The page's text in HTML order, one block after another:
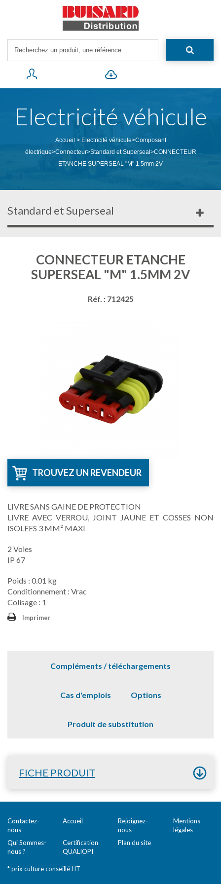
Electricité véhicule
Accueil > Electricité véhicule>Composant
électrique>Connecteur>Standard et Superseal >CONNECTEUR
ETANCHE SUPERSEAL "M" 1.5mm 2V
Standard et Superseal
CONNECTEUR ETANCHE
SUPERSEAL "M" 1.5MM 2V
Réf. : 712425
TROUVEZ UN REVENDEUR
LIVRE SANS GAINE DE PROTECTION
LIVRE AVEC VERROU, JOINT JAUNE ET COSSES NON
ISOLEES 3 MM² MAXI
2 Voies
IP 67
Poids : 0.01 kg
Conditionnement : Vrac
Colisage : 1
Imprimer
Compléments / téléchargements
Cas d'emplois Options
Produit de substitution
FICHE PRODUIT
Contactez-
nous
Accueil
Rejoignez-
nous
Mentions
légales
Qui Sommes-
nous ?
Certification
QUALIOPI
Plan du site
* prix culture conseillé HT